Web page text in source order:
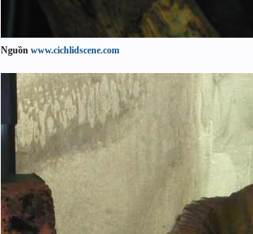
Nguồnwww.cichlidscene.com